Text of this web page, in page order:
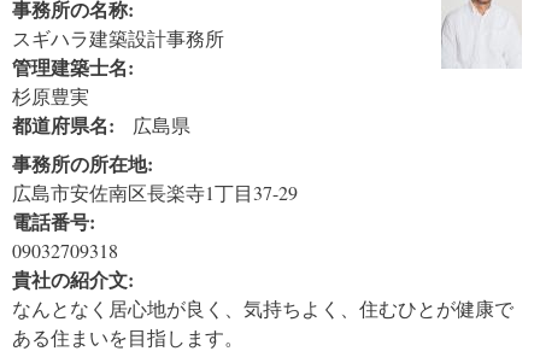
事務所の名称:
スギハラ建築設計事務所
管理建築士名:
杉原豊実
都道府県名: 広島県
事務所の所在地:
広島市安佐南区長楽寺1丁目37-29
電話番号:
09032709318
貴社の紹介文:
なんとなく居心地が良く、気持ちよく、住むひとが健康で
ある住まいを目指します。